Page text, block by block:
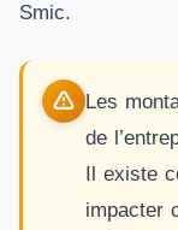
Smic.
Les
de
Il existe
impacter